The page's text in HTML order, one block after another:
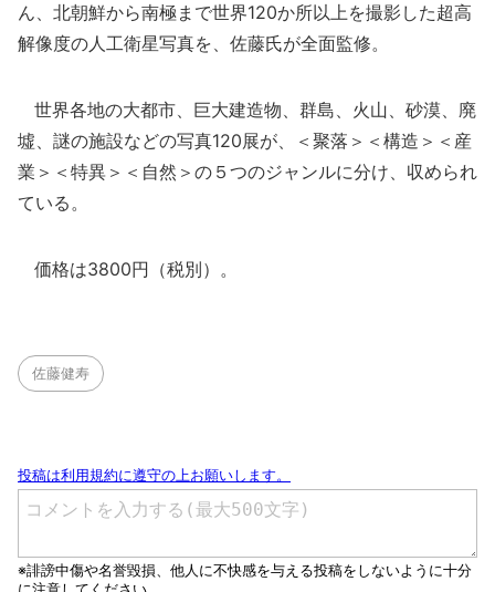
ん、北朝鮮から南極まで世界120か所以上を撮影した超高
解像度の人工衛星写真を、佐藤氏が全面監修。
世界各地の大都市、巨大建造物、群島、火山、砂漠、廃
墟、謎の施設などの写真120展が、＜聚落＞＜構造＞＜産
業＞＜特異＞＜自然＞の５つのジャンルに分け、収められ
ている。
価格は3800円（税別）。
佐藤健寿